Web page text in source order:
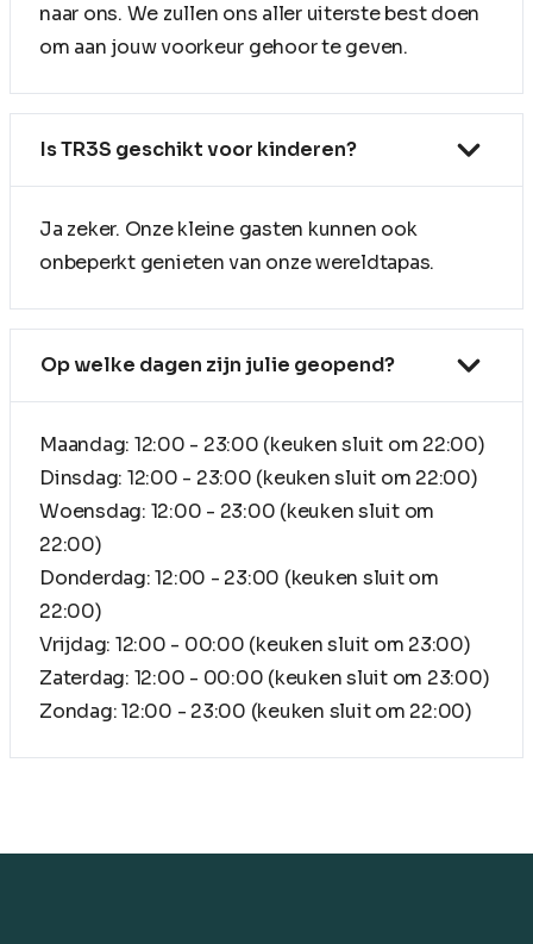
naar ons. We zullen ons aller uiterste best doen
om aan jouw voorkeur gehoor te geven.
Is TR3S geschikt voor kinderen?
Ja zeker. Onze kleine gasten kunnen ook
onbeperkt genieten van onze wereldtapas.
Op welke dagen zijn julie geopend?
Maandag: 12:00 - 23:00 (keuken sluit om 22:00)
Dinsdag: 12:00 - 23:00 (keuken sluit om 22:00)
Woensdag: 12:00 - 23:00 (keuken sluit om
22:00)
Donderdag: 12:00 - 23:00 (keuken sluit om
22:00)
Vrijdag: 12:00 - 00:00 (keuken sluit om 23:00)
Zaterdag: 12:00 - 00:00 (keuken sluit om 23:00)
Zondag: 12:00 - 23:00 (keuken sluit om 22:00)